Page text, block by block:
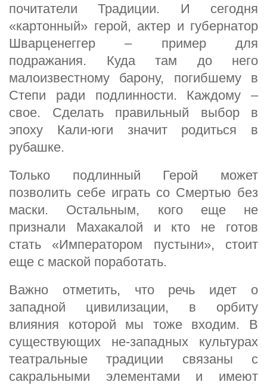
почитатели Традиции. И сегодня
«картонный» герой, актер и губернатор
Шварценеггер – пример для
подражания. Куда там до него
малоизвестному барону, погибшему в
Степи ради подлинности. Каждому –
свое. Сделать правильный выбор в
эпоху Кали-юги значит родиться в
рубашке.
Только подлинный Герой может
позволить себе играть со Смертью без
маски. Остальным, кого еще не
признали Махакалой и кто не готов
стать «Императором пустыни», стоит
еще с маской поработать.
Важно отметить, что речь идет о
западной цивилизации, в орбиту
влияния которой мы тоже входим. В
существующих не-западных культурах
театральные традиции связаны с
сакральными элементами и имеют